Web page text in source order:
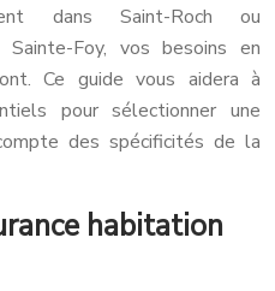
dans Saint-Roch ou
Sainte-Foy, vos besoins en
Ce guide vous aidera à
pour sélectionner une
des spécificités de la
habitation